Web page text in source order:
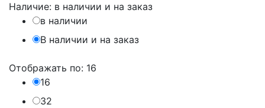
Наличие: в наличии и на заказ
в наличии
В наличии и на заказ
Отображать по: 16
16
32